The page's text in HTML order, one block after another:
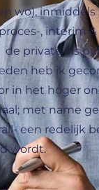
wo), inmiddels
, interim &
private als
heb ik
in het hoger
met name
een redelijk
wordt.